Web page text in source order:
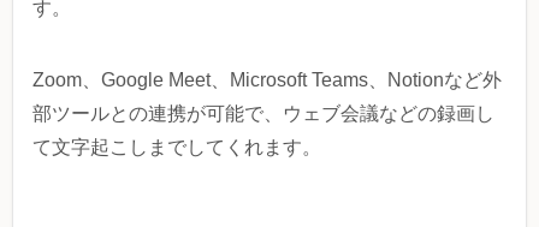
す。
Zoom、Google Meet、Microsoft Teams、Notionなど外
部ツールとの連携が可能で、ウェブ会議などの録画し
て文字起こしまでしてくれます。